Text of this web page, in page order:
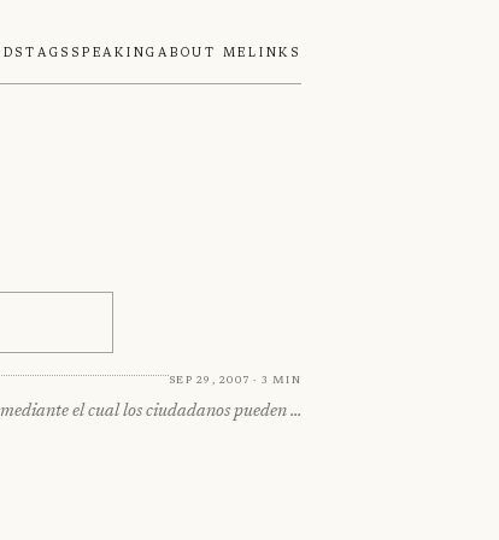
Tags SpeakingAbout MeLinks
Sep 29, 2007 · 3 min
el cual los ciudadanos pueden …